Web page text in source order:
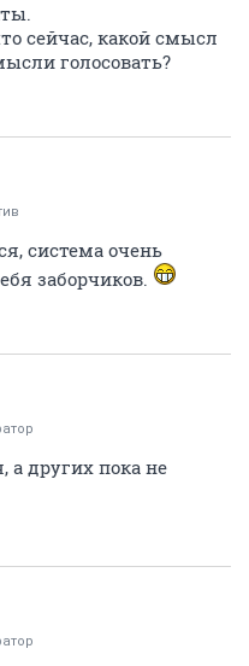
сейчас, какой смысл
голосовать?
система очень
заборчиков.
а других пока не